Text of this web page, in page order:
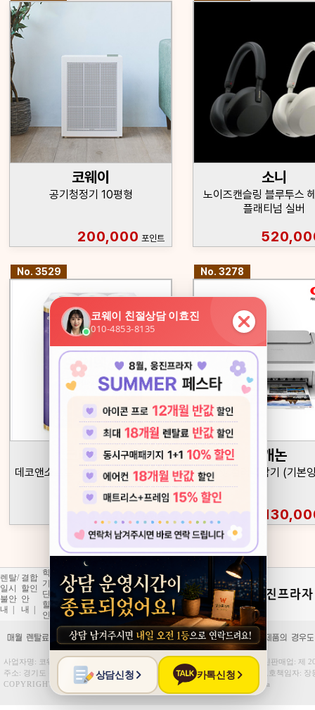
코웨이
공기청정기 10평형
200,000 포인트
소니
노이즈캔슬링 블루투스
플래티넘 실버
No. 3529
크리넥스
데코앤소프트 천연펄프 3겹 고급롤
화장지
No. 3278
캐논
잉크젯 컬러복합기 (기본
렌탈/
일시
불안
내
결합
할인
안
내
학교/
기업
단체
할
인
제휴
카드
할
인|
코디
(하트)
서비
스|
정보
처리
방
침 |
사업자명 : 코웨이렌탈 사업자등록번호 통신판매업 : 제
주소: 경기도 광명시 하안로 320 E-mail: wjplazarent@naver.com 개인정보보호책임자: 장
COPYRIGHT 코웨이렌탈 ALL RIGHTS RESERVED. Hosting : Gabia